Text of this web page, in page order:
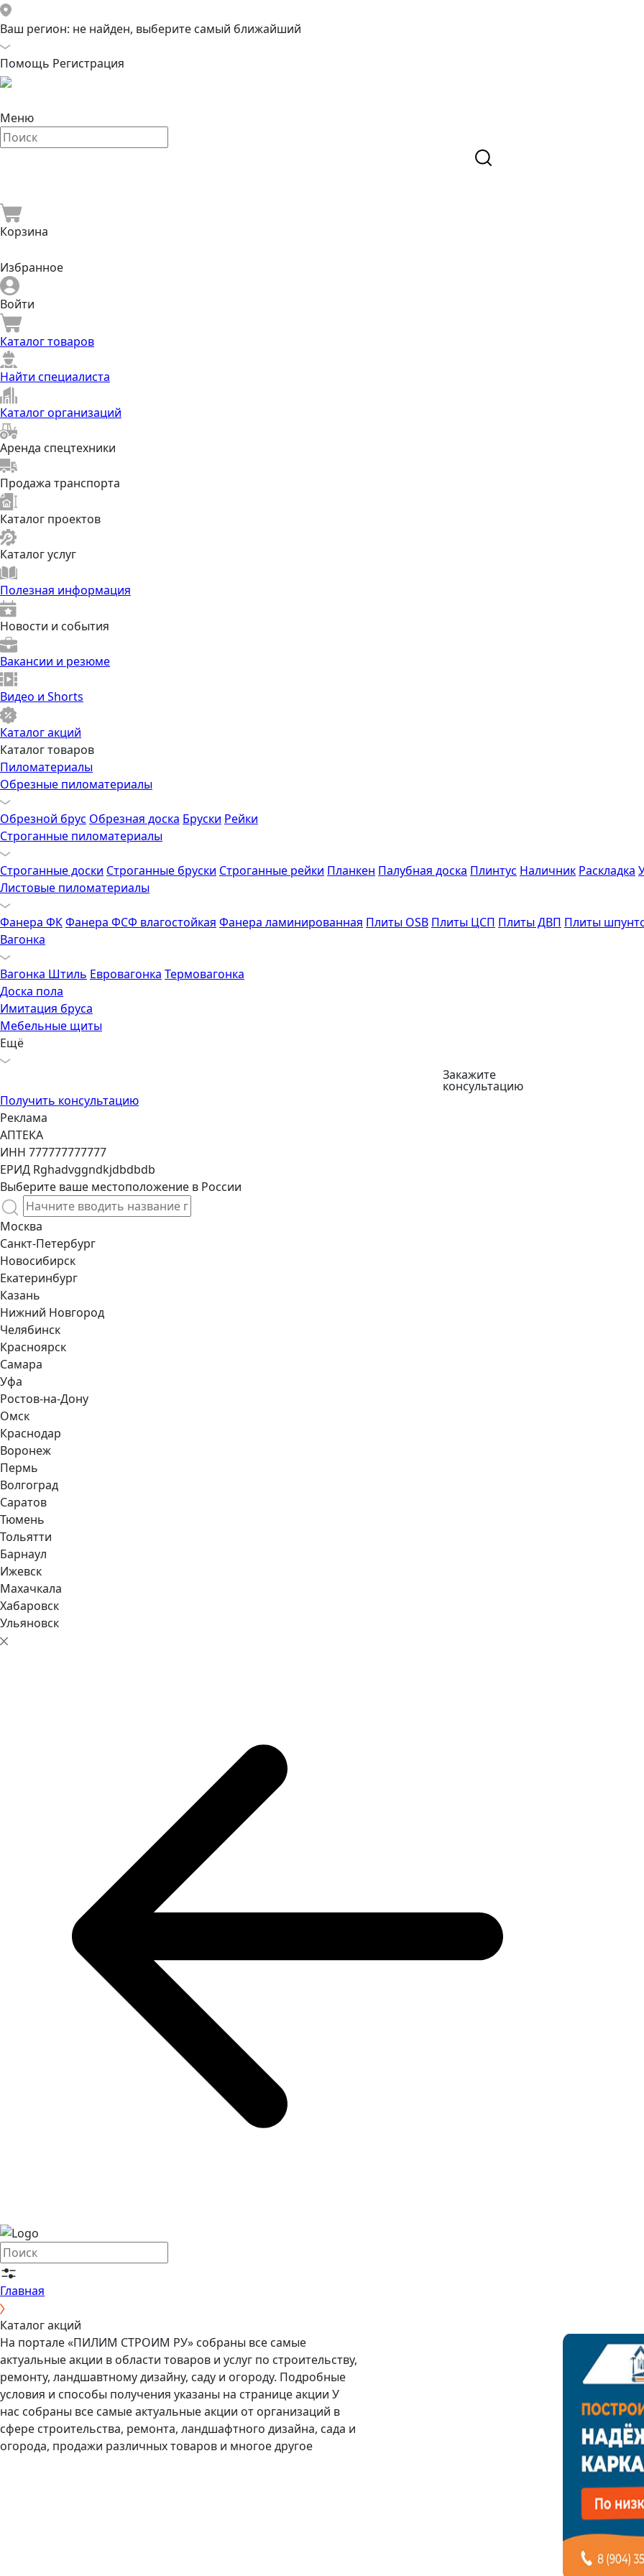
Ваш регион: не найден, выберите самый ближайший
Помощь Регистрация
Меню
Корзина
Избранное
Войти
Каталог товаров
Найти специалиста
Каталог организаций
Аренда спецтехники
Продажа транспорта
Каталог проектов
Каталог услуг
Полезная информация
Новости и события
Вакансии и резюме
Видео и Shorts
Каталог акций
Каталог товаров
Пиломатериалы
Обрезные пиломатериалы
Обрезной брус Обрезная доска Бруски Рейки
Строганные пиломатериалы
Строганные доски Строганные бруски Строганные рейки Планкен Палубная доска Плинтус Наличник Раскладка
Листовые пиломатериалы
Фанера ФКФанера ФСФ влагостойкая Фанера ламинированная Плиты OSB Плиты ЦСП Плиты ДВП Плиты
Вагонка
Вагонка Штиль Евровагонка Термовагонка
Доска пола
Имитация бруса
Мебельные щиты
Ещё
Закажите
консультацию
Получить консультацию
Выберите ваше местоположение в России
Москва
Санкт-Петербург
Новосибирск
Екатеринбург
Казань
Нижний Новгород
Челябинск
Красноярск
Самара
Уфа
Ростов-на-Дону
Омск
Краснодар
Воронеж
Пермь
Волгоград
Саратов
Тюмень
Тольятти
Барнаул
Ижевск
Махачкала
Хабаровск
Ульяновск
Главная
Каталог акций
На портале «ПИЛИМ СТРОИМ РУ» собраны все самые
актуальные акции в области товаров и услуг по строительству,
ремонту, ландшавтному дизайну, саду и огороду. Подробные
условия и способы получения указаны на странице акции У
нас собраны все самые актуальные акции от организаций в
сфере строительства, ремонта, ландшафтного дизайна, сада и
огорода, продажи различных товаров и многое другое